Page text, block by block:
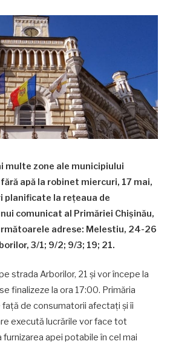
multe zone ale municipiului
apă la robinet miercuri, 17 mai,
planificate la rețeaua de
comunicat al Primăriei Chișinău,
adrese: Melestiu, 24-26
3/1; 9/2; 9/3; 19; 21.
strada Arborilor, 21 și vor începe la
finalizeze la ora 17:00. Primăria
față de consumatorii afectați și îi
execută lucrările vor face tot
apei potabile în cel mai